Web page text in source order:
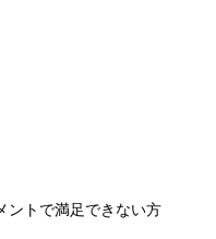
ントで満足できない方